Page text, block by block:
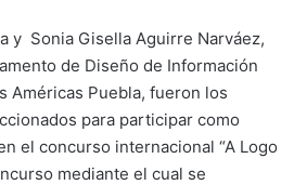
y Sonia Gisella Aguirre Narváez,
de Diseño de Información
Américas Puebla, fueron los
para participar como
el concurso internacional “A Logo
mediante el cual se